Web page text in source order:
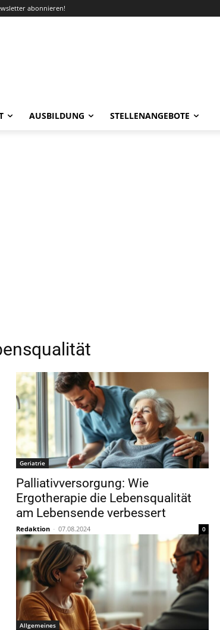
abonnieren!
AUSBILDUNG STELLENANGEBOTE
Geriatrie
Palliativversorgung: Wie
Ergotherapie die Lebensqualität
am Lebensende verbessert
Redaktion - 07.08.2024 0
Allgemeines